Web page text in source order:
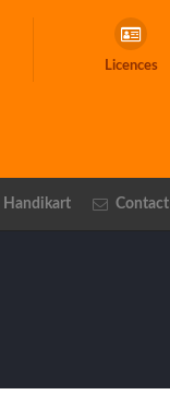
Licences
Handikart Contact